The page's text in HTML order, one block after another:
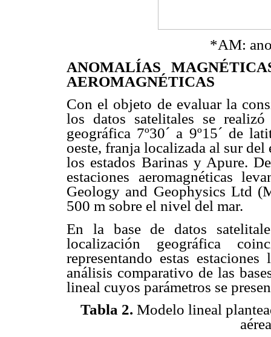
*AM:
ANOMALÍAS
AEROMAGNÉTICAS
Con el objeto de evaluar la
los datos satelitales se
geográfica 7º30´ a 9º15´ de
oeste, franja localizada al sur
los estados Barinas y Apure.
estaciones aeromagnéticas
Geology and Geophysics Ltd
500 m sobre el nivel del mar.
En la base de datos
localización geográfica
representando estas
análisis comparativo de las
lineal cuyos parámetros se
Tabla 2. Modelo lineal